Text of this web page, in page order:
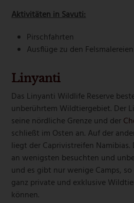
Aktivitäten in Savuti:
Pirschfahrten
Ausflüge zu den Felsmalereien
Linyanti
Das Linyanti Wildlife Reserve
unberührtem Wildtiergebiet. Der
seine nördliche Grenze und der
schließt im Osten an. Auf der
liegt der Caprivistreifen
an wenigsten besuchten und
und es gibt nur wenige Camps,
ganz private und exklusive
können.